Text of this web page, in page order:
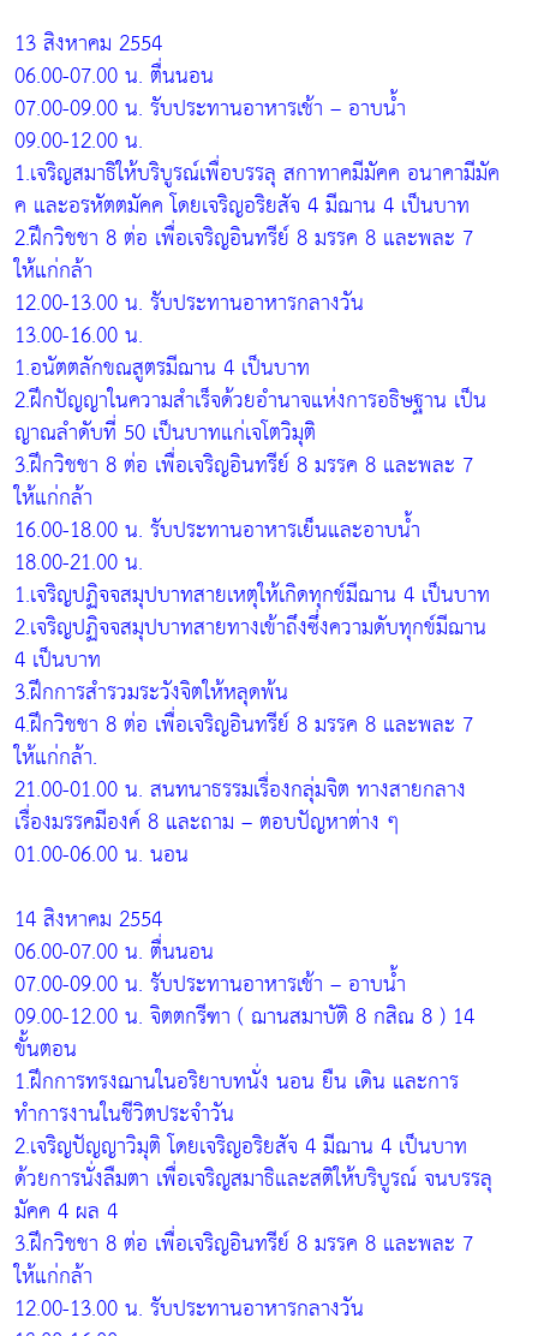
13 สิงหาคม 2554
06.00-07.00 น. ตื่นนอน
07.00-09.00 น. รับประทานอาหารเช้า – อาบน้ำ
09.00-12.00 น.
1.เจริญสมาธิให้บริบูรณ์เพื่อบรรลุ สกาทาคมีมัคค อนาคามีมัค
ค และอรหัตตมัคค โดยเจริญอริยสัจ 4 มีฌาน 4 เป็นบาท
2.ฝึกวิชชา 8 ต่อ เพื่อเจริญอินทรีย์ 8 มรรค 8 และพละ 7
ให้แก่กล้า
12.00-13.00 น. รับประทานอาหารกลางวัน
13.00-16.00 น.
1.อนัตตลักขณสูตรมีฌาน 4 เป็นบาท
2.ฝึกปัญญาในความสำเร็จด้วยอำนาจแห่งการอธิษฐาน เป็น
ญาณลำดับที่ 50 เป็นบาทแก่เจโตวิมุติ
3.ฝึกวิชชา 8 ต่อ เพื่อเจริญอินทรีย์ 8 มรรค 8 และพละ 7
ให้แก่กล้า
16.00-18.00 น. รับประทานอาหารเย็นและอาบน้ำ
18.00-21.00 น.
1.เจริญปฏิจจสมุปบาทสายเหตุให้เกิดทุกข์มีฌาน 4 เป็นบาท
2.เจริญปฏิจจสมุปบาทสายทางเข้าถึงซึ่งความดับทุกข์มีฌาน
4 เป็นบาท
3.ฝึกการสำรวมระวังจิตให้หลุดพ้น
4.ฝึกวิชชา 8 ต่อ เพื่อเจริญอินทรีย์ 8 มรรค 8 และพละ 7
ให้แก่กล้า.
21.00-01.00 น. สนทนาธรรมเรื่องกลุ่มจิต ทางสายกลาง
เรื่องมรรคมีองค์ 8 และถาม – ตอบปัญหาต่าง ๆ
01.00-06.00 น. นอน
14 สิงหาคม 2554
06.00-07.00 น. ตื่นนอน
07.00-09.00 น. รับประทานอาหารเช้า – อาบน้ำ
09.00-12.00 น. จิตตกรีฑา ( ฌานสมาบัติ 8 กสิณ 8 ) 14
ขั้นตอน
1.ฝึกการทรงฌานในอริยาบทนั่ง นอน ยืน เดิน และการ
ทำการงานในชีวิตประจำวัน
2.เจริญปัญญาวิมุติ โดยเจริญอริยสัจ 4 มีฌาน 4 เป็นบาท
ด้วยการนั่งลืมตา เพื่อเจริญสมาธิและสติให้บริบูรณ์ จนบรรลุ
มัคค 4 ผล 4
3.ฝึกวิชชา 8 ต่อ เพื่อเจริญอินทรีย์ 8 มรรค 8 และพละ 7
ให้แก่กล้า
12.00-13.00 น. รับประทานอาหารกลางวัน